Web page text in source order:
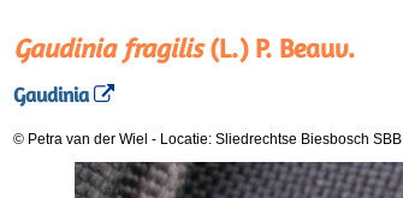
Gaudinia fragilis(L.) P. Beauv.
Gaudinia
© Petra van der Wiel - Locatie: Sliedrechtse Biesbosch SBB